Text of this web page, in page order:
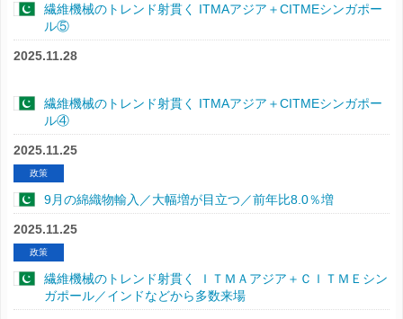
繊維機械のトレンド射貫く ITMAアジア＋CITMEシンガポー
ル⑤
2025.11.28
繊維機械のトレンド射貫く ITMAアジア＋CITMEシンガポー
ル④
2025.11.25
政策
9月の綿織物輸入／大幅増が目立つ／前年比8.0％増
2025.11.25
政策
繊維機械のトレンド射貫く ＩＴＭＡアジア＋ＣＩＴＭＥシン
ガポール／インドなどから多数来場